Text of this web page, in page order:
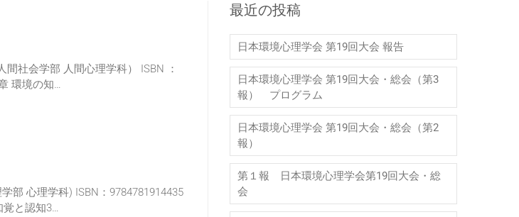
社会学部 人間心理学科） ISBN ：
環境の知…
部 心理学科) ISBN：9784781914435
と認知3…
最近の投稿
日本環境心理学会 第19回大会 報告
日本環境心理学会 第19回大会・総会（第3
報） プログラム
日本環境心理学会 第19回大会・総会（第2
報）
第１報 日本環境心理学会第19回大会・総
会